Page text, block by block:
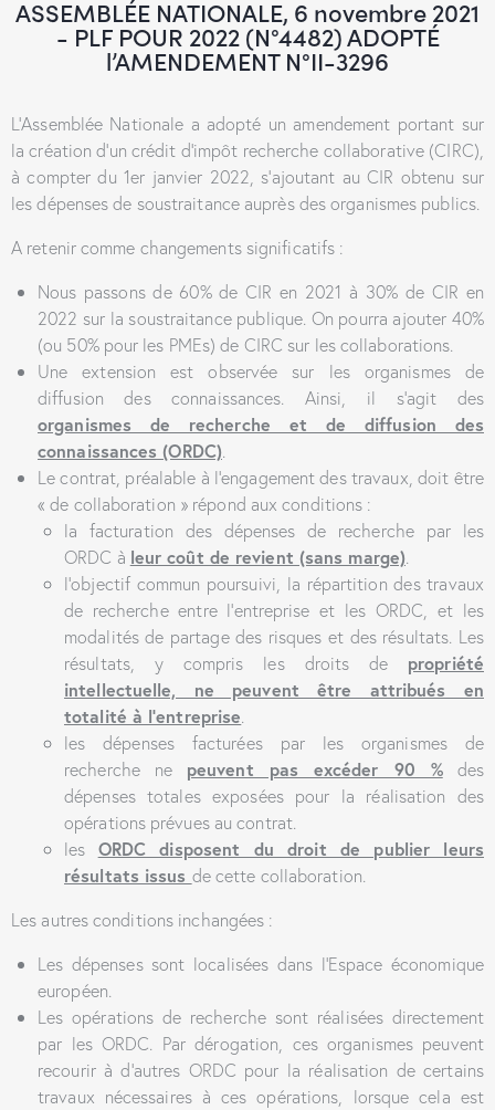
ASSEMBLÉE NATIONALE, 6 novembre 2021
- PLF POUR 2022 (N°4482) ADOPTÉ
l’AMENDEMENT N°II-3296
L’Assemblée Nationale a adopté un amendement portant sur
la création d’un crédit d’impôt recherche collaborative (CIRC),
à compter du 1er janvier 2022, s’ajoutant au CIR obtenu sur
les dépenses de soustraitance auprès des organismes publics.
A retenir comme changements significatifs :
Nous passons de 60% de CIR en 2021 à 30% de CIR en
2022 sur la soustraitance publique. On pourra ajouter 40%
(ou 50% pour les PMEs) de CIRC sur les collaborations.
Une extension est observée sur les organismes de
diffusion des connaissances. Ainsi, il s’agit des
organismes de recherche et de diffusion des
connaissances (ORDC)
Le contrat, préalable à l’engagement des travaux, doit être
« de collaboration » répond aux conditions :
la facturation des dépenses de recherche par les
ORDC à leur coût de revient (sans marge)
l’objectif commun poursuivi, la répartition des travaux
de recherche entre l’entreprise et les ORDC, et les
modalités de partage des risques et des résultats. Les
résultats, y compris les droits de propriété
intellectuelle, ne peuvent être attribués en
totalité à l’entreprise
les dépenses facturées par les organismes de
recherche ne peuvent pas excéder 90 %des
dépenses totales exposées pour la réalisation des
opérations prévues au contrat.
les ORDC disposent du droit de publier leurs
résultats issus de cette collaboration.
Les autres conditions inchangées :
Les dépenses sont localisées dans l’Espace économique
européen.
Les opérations de recherche sont réalisées directement
par les ORDC. Par dérogation, ces organismes peuvent
recourir à d’autres ORDC pour la réalisation de certains
travaux nécessaires à ces opérations, lorsque cela est